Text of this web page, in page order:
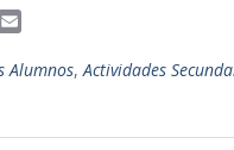
W
a
Alumnos,Actividades